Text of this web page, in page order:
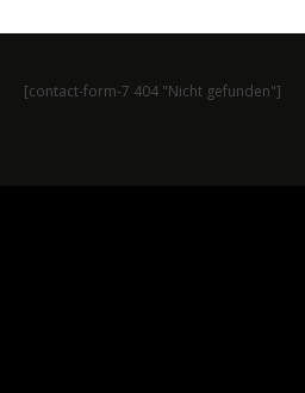
[contact-form-7 404 "Nicht gefunden"]